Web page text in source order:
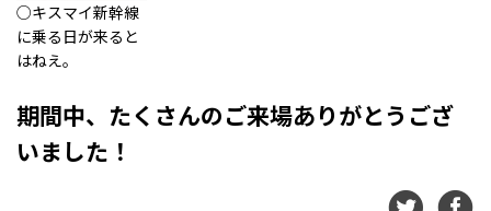
○キスマイ新幹線
に乗る日が来ると
はねえ。
期間中、たくさんのご来場ありがとうござ
いました！